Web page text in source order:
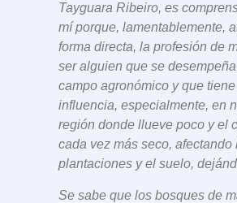
Tayguara Ribeiro, es
mí porque, lamentablemente,
forma directa, la profesión de
ser alguien que se
campo agronómico y que
influencia, especialmente, en
región donde llueve poco y el
cada vez más seco, afectando
plantaciones y el suelo,
Se sabe que los bosques de